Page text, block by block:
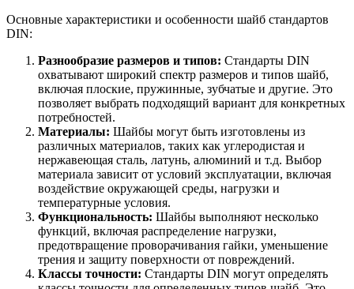
Основные характеристики и особенности шайб стандартов
DIN:
Разнообразие размеров и типов: Стандарты DIN
охватывают широкий спектр размеров и типов шайб,
включая плоские, пружинные, зубчатые и другие. Это
позволяет выбрать подходящий вариант для конкретных
потребностей.
Материалы: Шайбы могут быть изготовлены из
различных материалов, таких как углеродистая и
нержавеющая сталь, латунь, алюминий и т.д. Выбор
материала зависит от условий эксплуатации, включая
воздействие окружающей среды, нагрузки и
температурные условия.
Функциональность: Шайбы выполняют несколько
функций, включая распределение нагрузки,
предотвращение проворачивания гайки, уменьшение
трения и защиту поверхности от повреждений.
Классы точности: Стандарты DIN могут определять